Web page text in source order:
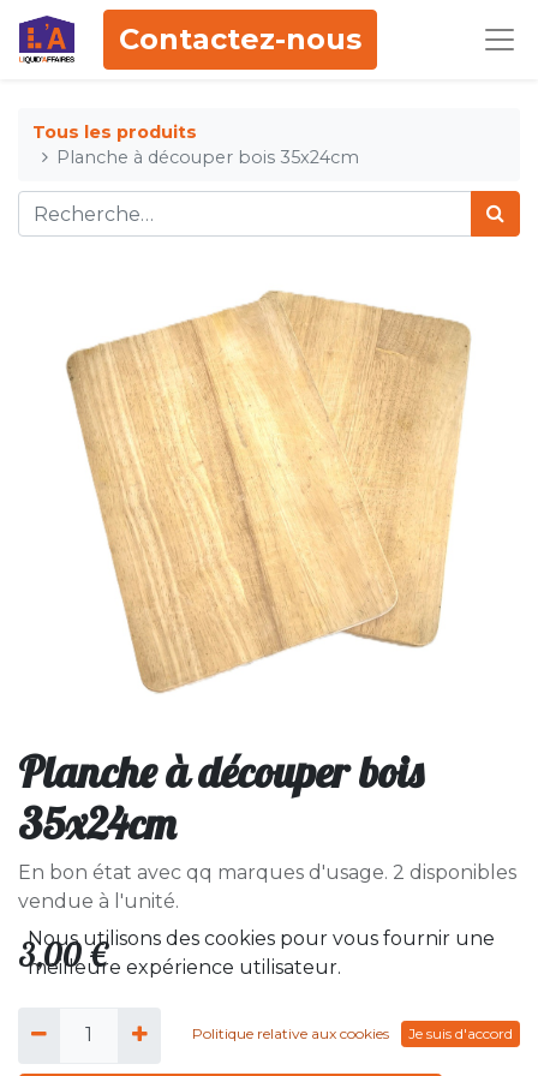
Contactez-nous
Tous les produits
Planche à découper bois 35x24cm
Planche à découper bois
35x24cm
En bon état avec qq marques d'usage. 2 disponibles
vendue à l'unité.
3,00€
Nous utilisons des cookies pour vous fournir une
meilleure expérience utilisateur.
Politique relative aux cookies Je suis d'accord